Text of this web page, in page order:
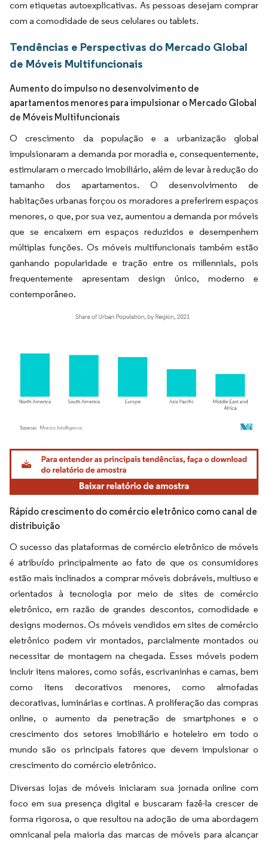
com etiquetas autoexplicativas. As pessoas desejam comprar
com a comodidade de seus celulares ou tablets.
Tendências e Perspectivas do Mercado Global
de Móveis Multifuncionais
Aumento do impulso no desenvolvimento de
apartamentos menores para impulsionar o Mercado Global
de Móveis Multifuncionais
O crescimento da população e a urbanização global
impulsionaram a demanda por moradia e, consequentemente,
estimularam o mercado imobiliário, além de levar à redução do
tamanho dos apartamentos. O desenvolvimento de
habitações urbanas forçou os moradores a preferirem espaços
menores, o que, por sua vez, aumentou a demanda por móveis
que se encaixem em espaços reduzidos e desempenhem
múltiplas funções. Os móveis multifuncionais também estão
ganhando popularidade e tração entre os millennials, pois
frequentemente apresentam design único, moderno e
contemporâneo.
Imagem © Mordor Intelligence. O reuso requer atribuição conforme CC BY 4.0.
Rápido crescimento do comércio eletrônico como canal de
distribuição
O sucesso das plataformas de comércio eletrônico de móveis
é atribuído principalmente ao fato de que os consumidores
estão mais inclinados a comprar móveis dobráveis, multiuso e
orientados à tecnologia por meio de sites de comércio
eletrônico, em razão de grandes descontos, comodidade e
designs modernos. Os móveis vendidos em sites de comércio
eletrônico podem vir montados, parcialmente montados ou
necessitar de montagem na chegada. Esses móveis podem
incluir itens maiores, como sofás, escrivaninhas e camas, bem
como itens decorativos menores, como almofadas
decorativas, luminárias e cortinas. A proliferação das compras
online, o aumento da penetração de smartphones e o
crescimento dos setores imobiliário e hoteleiro em todo o
mundo são os principais fatores que devem impulsionar o
crescimento do comércio eletrônico.
Diversas lojas de móveis iniciaram sua jornada online com
foco em sua presença digital e buscaram fazê-la crescer de
forma rigorosa, o que resultou na adoção de uma abordagem
omnicanal pela maioria das marcas de móveis para alcançar